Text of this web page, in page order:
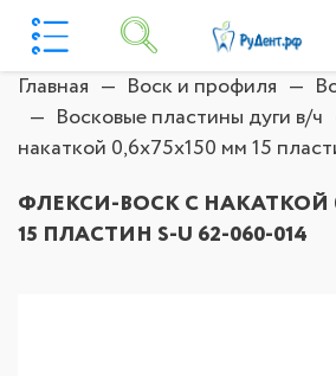
Главная Воск и профиля
Восковые пластины дуги в/ч
накаткой 0,6х75х150 мм 15
ФЛЕКСИ-ВОСК С НАКАТКОЙ
15 ПЛАСТИН S-U 62-060-014